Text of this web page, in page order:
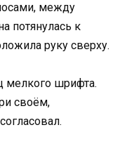
между
потянулась к
руку сверху.
мелкого шрифта.
своём,